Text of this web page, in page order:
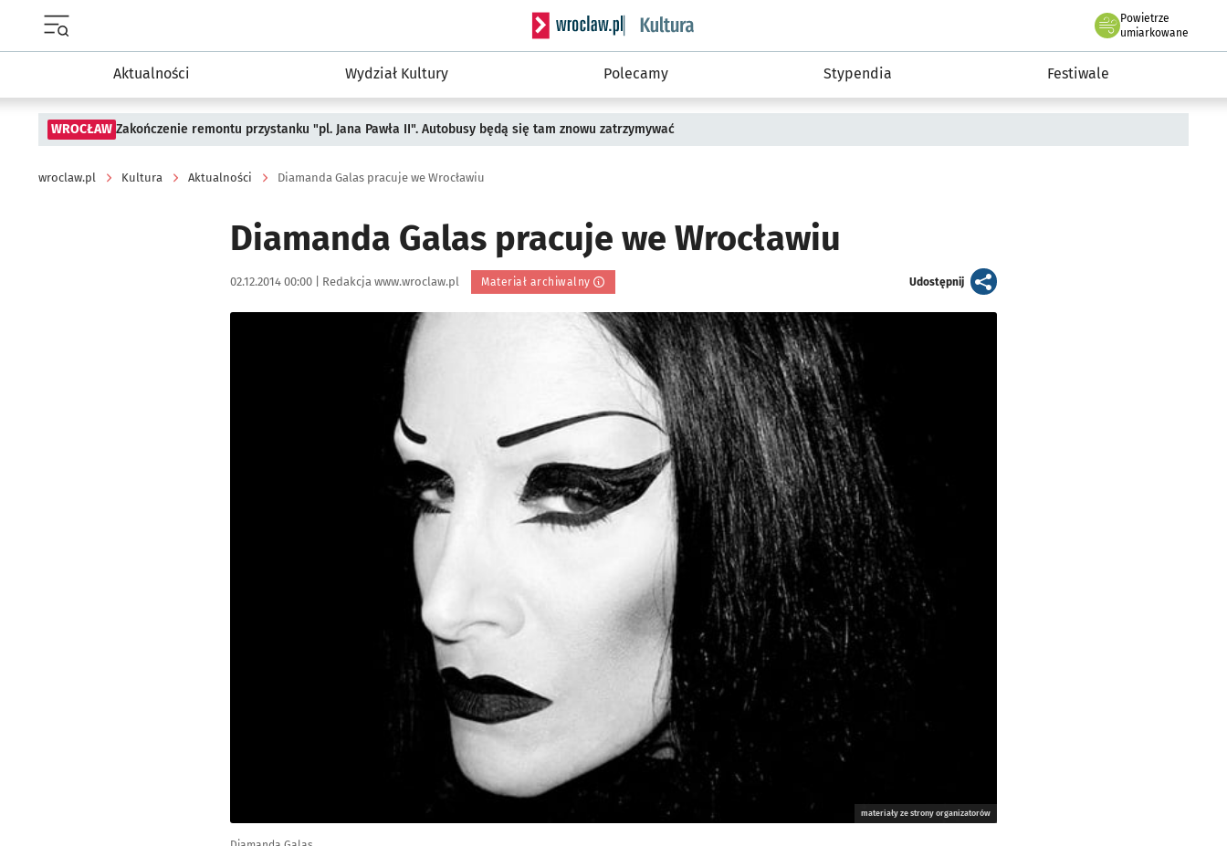
Serwis informacyjny wroclaw.pl podserwis: Kultura
Powietrze
we Wrocławiu
umiarkowane
Aktualności Wydział Kultury Polecamy Stypendia Festiwale
WROCŁAW Zakończenie remontu przystanku "pl. Jana Pawła II". Autobusy będą się tam znowu zatrzymywać
wroclaw.pl Kultura Aktualności Diamanda Galas pracuje we Wrocławiu
Diamanda Galas pracuje we Wrocławiu
Data publikacji:
02.12.2014 00:00 | Autor:
Redakcja www.wroclaw.pl Materiał archiwalny Udostępnijartykuł
materiały ze strony organizatorów